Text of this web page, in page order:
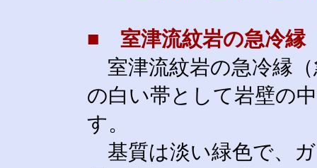
■ 室津流紋岩の急冷縁
室津流紋岩の急冷縁（
の白い帯として岩壁の
す。
基質は淡い緑色で、